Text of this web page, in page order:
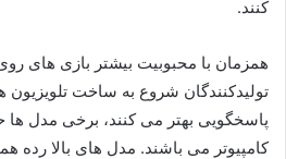
کنند.
همزمان با محبوبیت بیشتر بازی های
تولیدکنندگان شروع به ساخت تلویزیون
پاسخگویی بهتر می کنند، برخی مدل ها
کامپیوتر می باشند. مدل های بالا رده